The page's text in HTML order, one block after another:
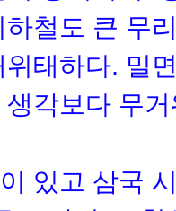
철도 큰 무
태하다. 밀
각보다 무
있고 삼국